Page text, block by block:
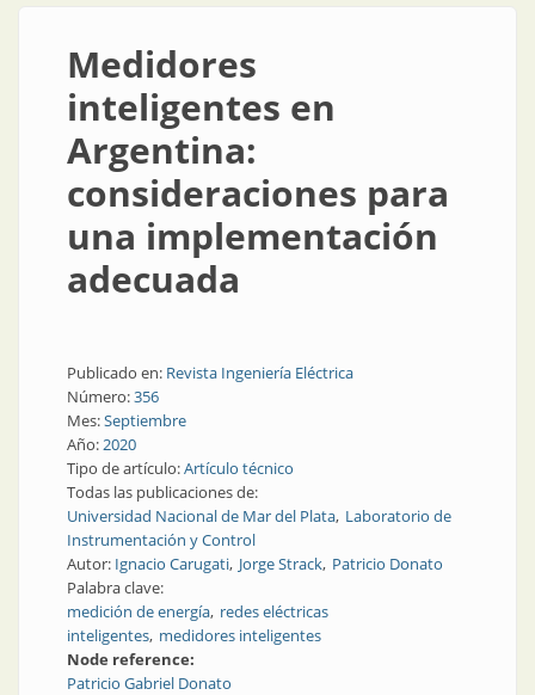
Medidores
inteligentes en
Argentina:
consideraciones para
una implementación
adecuada
Publicado en: Revista Ingeniería Eléctrica
Número:356
Mes:Septiembre
Año:2020
Tipo de artículo:Artículo técnico
Todas las publicaciones de:
Universidad Nacional de Mar del Plata Laboratorio de
Instrumentación y Control
Autor: Ignacio Carugati Jorge Strack Patricio Donato
Palabra clave:
medición de energía redes eléctricas
inteligentes medidores inteligentes
Node reference:
Patricio Gabriel Donato